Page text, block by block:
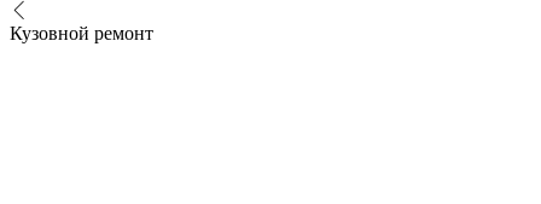
Кузовной ремонт